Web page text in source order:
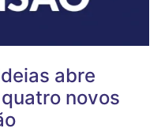
abre
novos